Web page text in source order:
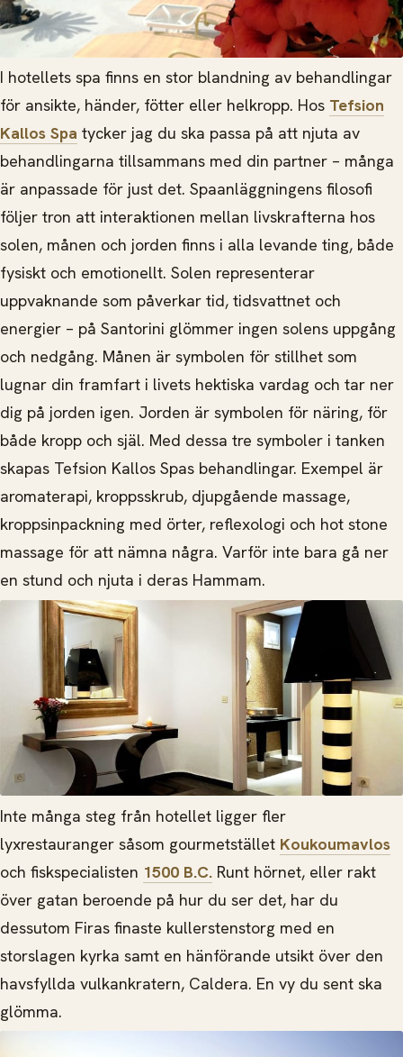
I hotellets spa finns en stor blandning av behandlingar
för ansikte, händer, fötter eller helkropp. Hos Tefsion
Kallos Spa tycker jag du ska passa på att njuta av
behandlingarna tillsammans med din partner – många
är anpassade för just det. Spaanläggningens filosofi
följer tron att interaktionen mellan livskrafterna hos
solen, månen och jorden finns i alla levande ting, både
fysiskt och emotionellt. Solen representerar
uppvaknande som påverkar tid, tidsvattnet och
energier – på Santorini glömmer ingen solens uppgång
och nedgång. Månen är symbolen för stillhet som
lugnar din framfart i livets hektiska vardag och tar ner
dig på jorden igen. Jorden är symbolen för näring, för
både kropp och själ. Med dessa tre symboler i tanken
skapas Tefsion Kallos Spas behandlingar. Exempel är
aromaterapi, kroppsskrub, djupgående massage,
kroppsinpackning med örter, reflexologi och hot stone
massage för att nämna några. Varför inte bara gå ner
en stund och njuta i deras Hammam.
Inte många steg från hotellet ligger fler
lyxrestauranger såsom gourmetstället Koukoumavlos
och fiskspecialisten 1500 B.C. Runt hörnet, eller rakt
över gatan beroende på hur du ser det, har du
dessutom Firas finaste kullerstenstorg med en
storslagen kyrka samt en hänförande utsikt över den
havsfyllda vulkankratern, Caldera. En vy du sent ska
glömma.